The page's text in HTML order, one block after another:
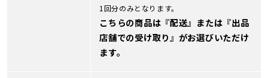
1回分のみとなります。
こちらの商品は『配送』または『出品
店舗での受け取り』がお選びいただけ
ます。